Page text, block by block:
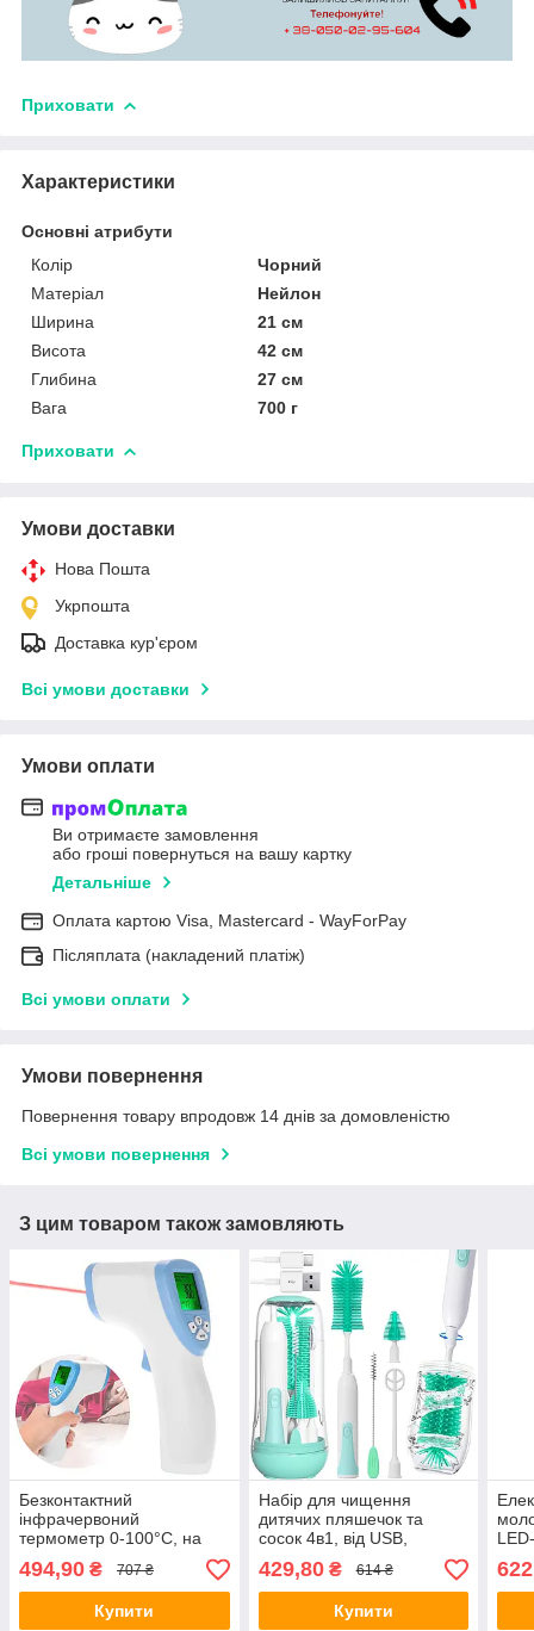
Приховати
Характеристики
Основні атрибути
Колір
Чорний
Матеріал
Нейлон
Ширина
21 см
Висота
42 см
Глибина
27 см
Вага
700 г
Приховати
Умови доставки
Нова Пошта
Укрпошта
Доставка кур'єром
Всі умови доставки
Умови оплати
Ви отримаєте замовлення
або гроші повернуться на вашу картку
Детальніше
Оплата картою Visa, Mastercard - WayForPay
Післяплата (накладений платіж)
Всі умови оплати
Умови повернення
Повернення товару впродовж 14 днів за домовленістю
Всі умови повернення
З цим товаром також замовляють
Безконтактний
інфрачервоний
термометр 0-100°C, на
Електронний градусник
для тіла
494,90 ₴ 707 ₴
Купити
Набір для чищення
дитячих пляшечок та
сосок 4в1, від USB,
силіконових йоржиків для
дитячих пляшечок
429,80₴ 614 ₴
Купити
для